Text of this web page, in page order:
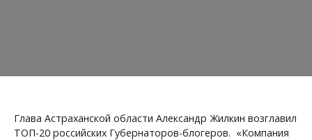
Глава Астраханской области Александр Жилкин возглавил
ТОП-20 российских Губернаторов-блогеров. «Компания